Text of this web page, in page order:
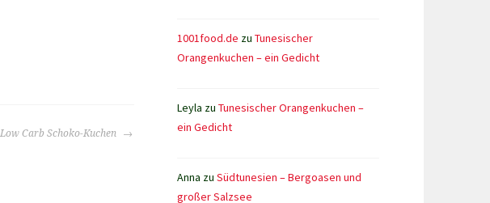
Low Carb Schoko-Kuchen
1001food.de zu Tunesischer
Orangenkuchen – ein Gedicht
Leyla zu Tunesischer Orangenkuchen –
ein Gedicht
Anna zu Südtunesien – Bergoasen und
großer Salzsee